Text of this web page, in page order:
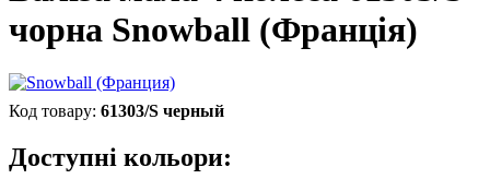
чорна Snowball (Франція)
61303/S черный
Доступні кольори: